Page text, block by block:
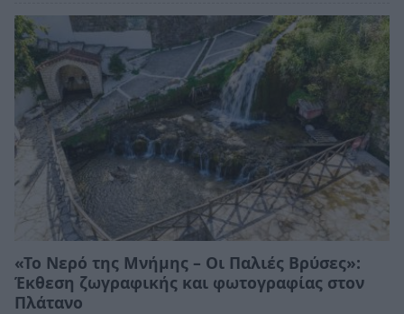
«Το Νερό της Μνήμης – Οι Παλιές Βρύσες»:
Έκθεση ζωγραφικής και φωτογραφίας στον
Πλάτανο